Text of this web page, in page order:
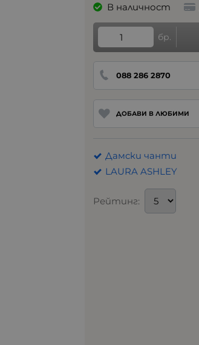
В наличност
бр.
088 286 2870
ДОБАВИ В ЛЮБИМИ
Дамски чанти
LAURA ASHLEY
Рейтинг: